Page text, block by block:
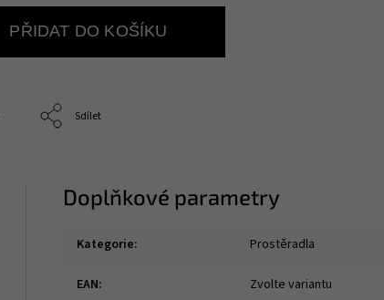
PŘIDAT DO KOŠÍKU
Sdílet
Doplňkové parametry
Kategorie: Prostěradla
EAN: Zvolte variantu